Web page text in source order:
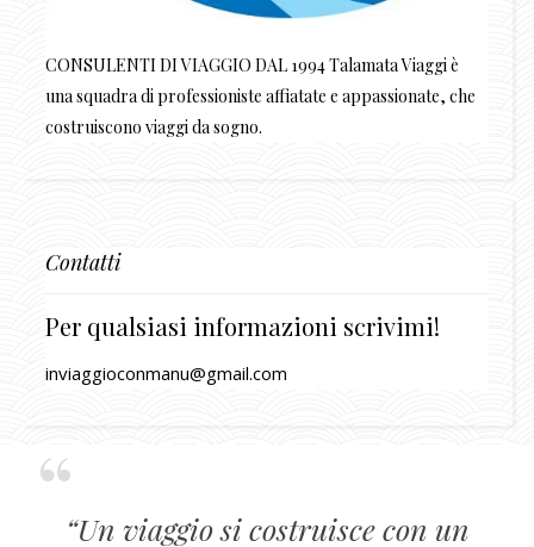
CONSULENTI DI VIAGGIO DAL 1994 Talamata Viaggi è
una squadra di professioniste affiatate e appassionate, che
costruiscono viaggi da sogno.
Contatti
Per qualsiasi informazioni scrivimi!
inviaggioconmanu@gmail.com
“Un viaggio si costruisce con un